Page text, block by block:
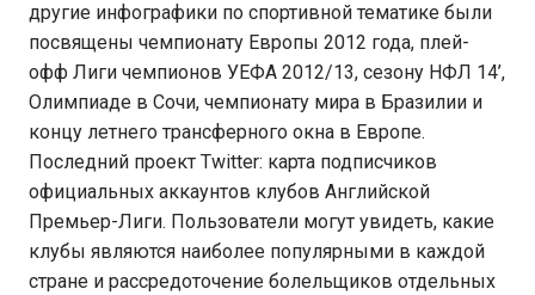
другие инфографики по спортивной тематике были
посвящены чемпионату Европы 2012 года, плей-
офф Лиги чемпионов УЕФА 2012/13, сезону НФЛ 14’,
Олимпиаде в Сочи, чемпионату мира в Бразилии и
концу летнего трансферного окна в Европе.
Последний проект Twitter: карта подписчиков
официальных аккаунтов клубов Английской
Премьер-Лиги. Пользователи могут увидеть, какие
клубы являются наиболее популярными в каждой
стране и рассредоточение болельщиков отдельных